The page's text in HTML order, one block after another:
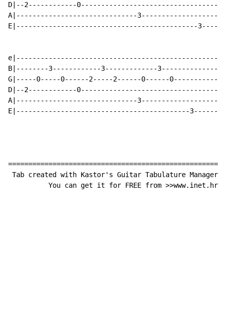
D|--2------------
A|------------------------------
E|---------------------------------------------
B|--------3------------3-------------
G|-----0-----0------2-----2------0------
D|--2------------
A|------------------------------
E|-------------------------------------------
Tab created with Kastor's Guitar Tabulature Manager
You can get it for FREE from >>www.inet.hr/